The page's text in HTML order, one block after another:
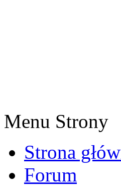
Menu Strony
Strona
Forum